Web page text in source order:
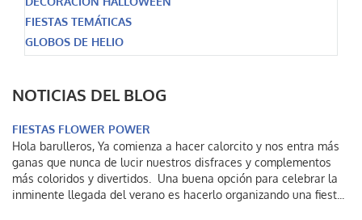
FIESTAS TEMÁTICAS
GLOBOS DE HELIO
NOTICIAS DEL BLOG
FIESTAS FLOWER POWER
Hola barulleros, Ya comienza a hacer calorcito y nos entra más
ganas que nunca de lucir nuestros disfraces y complementos
más coloridos y divertidos. Una buena opción para celebrar la
inminente llegada del verano es hacerlo organizando una fiest...